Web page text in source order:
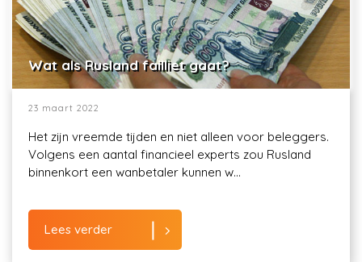
Wat als Rusland failliet gaat?
23 maart 2022
Het zijn vreemde tijden en niet alleen voor beleggers.
Volgens een aantal financieel experts zou Rusland
binnenkort een wanbetaler kunnen w...
Lees verder